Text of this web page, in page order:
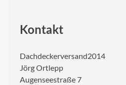
Kontakt
Dachdeckerversand2014
Jörg Ortlepp
Augenseestraße 7